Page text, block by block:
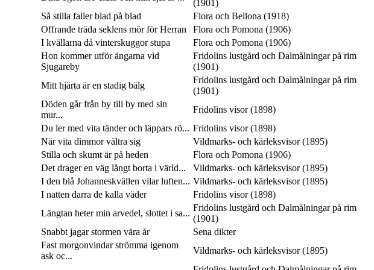
(1901)
Så stilla faller blad på blad
Flora och Bellona (1918)
Offrande träda seklens mör för Herran
Flora och Pomona (1906)
I kvällarna då vinterskuggor stupa
Flora och Pomona (1906)
Hon kommer utför ängarna vid
Sjugareby
Fridolins lustgård och Dalmålningar på rim
(1901)
Mitt hjärta är en stadig bälg
Fridolins lustgård och Dalmålningar på rim
(1901)
Döden går från by till by med sin
mur...
Fridolins visor (1898)
Du ler med vita tänder och läppars rö... Fridolins visor (1898)
När vita dimmor vältra sig
Vildmarks- och kärleksvisor (1895)
Stilla och skumt är på heden
Flora och Pomona (1906)
Det drager en väg långt borta i värld...
Vildmarks- och kärleksvisor (1895)
I den blå Johanneskvällen vilar luften... Vildmarks- och kärleksvisor (1895)
I natten darra de kalla väder
Fridolins visor (1898)
Längtan heter min arvedel, slottet i sa...
Fridolins lustgård och Dalmålningar på rim
(1901)
Snabbt jagar stormen våra år
Sena dikter
Fast morgonvindar strömma igenom
ask oc...
Vildmarks- och kärleksvisor (1895)